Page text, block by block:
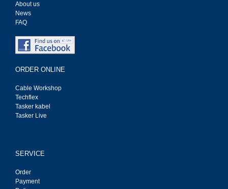
About us
News
FAQ
ORDER ONLINE
Cable Workshop
Techflex
Tasker kabel
Tasker Live
SERVICE
Order
Payment